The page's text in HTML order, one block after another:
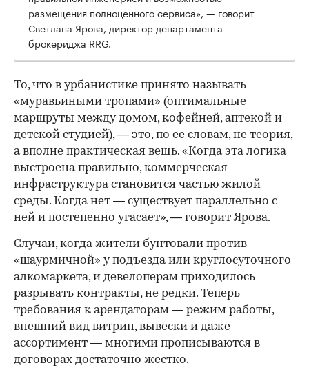
00:00
размещения полноценного сервиса», — говорит
Светлана Ярова, директор департамента
брокериджа RRG.
То, что в урбанистике принято называть
«муравьиными тропами» (оптимальные
маршруты между домом, кофейней, аптекой и
детской студией), — это, по ее словам, не теория,
а вполне практическая вещь. «Когда эта логика
выстроена правильно, коммерческая
инфраструктура становится частью жилой
среды. Когда нет — существует параллельно с
ней и постепенно угасает», — говорит Ярова.
Случаи, когда жители бунтовали против
«шаурмичной» у подъезда или круглосуточного
алкомаркета, и девелоперам приходилось
разрывать контракты, не редки. Теперь
требования к арендаторам — режим работы,
внешний вид витрин, вывески и даже
ассортимент — многими прописываются в
договорах достаточно жестко.